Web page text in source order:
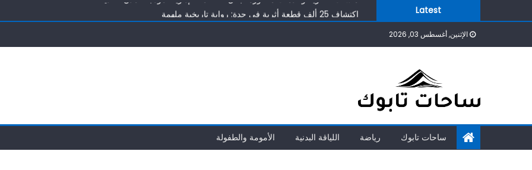
to
Latest
اكتشاف 25 ألف قطعة أثرية في جدة: رواية تاريخية ملهمة
أسهل طريقة لحساب أيام التبويض وزيادة فرص الحمل
الإثنين, أغسطس 03, 2026
الأمومة والطفولة اللياقة البدنية رياضة ساحات تابوك